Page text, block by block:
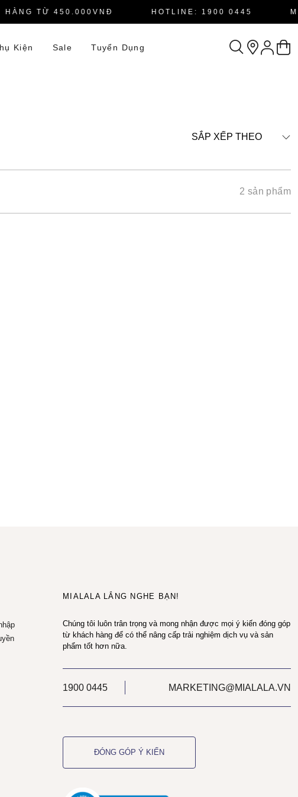
TỪ 450.000VNĐ HOTLINE: 1900 0445
Kiện Sale Tuyển Dụng
SẮP XẾP THEO
2 sản phẩm
MIALALA LẮNG NGHE BẠN!
Chúng tôi luôn trân trọng và mong nhận được mọi ý kiến đóng góp
từ khách hàng để có thể nâng cấp trải nghiệm dịch vụ và sản
phẩm tốt hơn nữa.
1900 0445 MARKETING@MIALALA.VN
ĐÓNG GÓP Ý KIẾN